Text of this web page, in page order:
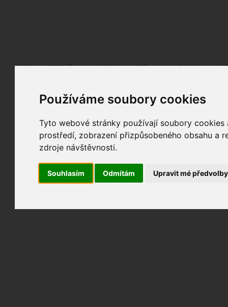
Používáme soubory cookies
Tyto webové stránky používají soubory
prostředí, zobrazení přizpůsobeného obsahu a
zdroje návštěvnosti.
Souhlasím Odmítám Upravit mé předvolby
Lidé PRO účet Nabídky Fórum Galerie
Seznam bloggerů / bloggerek
Propagujte se